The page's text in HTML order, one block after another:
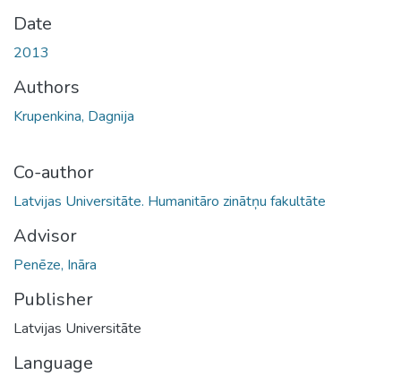
Date
2013
Authors
Krupenkina, Dagnija
Co-author
Latvijas Universitāte. Humanitāro zinātņu fakultāte
Advisor
Penēze, Ināra
Publisher
Latvijas Universitāte
Language